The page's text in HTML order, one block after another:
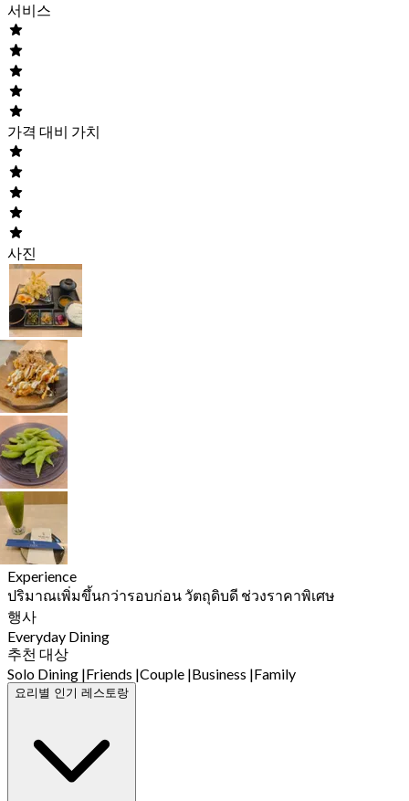
서비스
가격 대비 가치
사진
Experience
ปริมาณเพิ่มขึ้นกว่ารอบก่อน วัตถุดิบดี ช่วงราคาพิเศษ
행사
Everyday Dining
추천 대상
Solo Dining |Friends |Couple |Business |Family
요리별 인기 레스토랑